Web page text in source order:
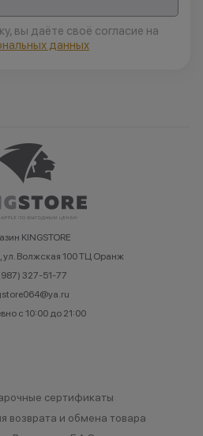
вы даёте своё согласие на
данных
KINGSTORE
ул. Волжская 100 ТЦ Оранж
327-51-77
с 10:00 до 21:00
сертификаты
возврата и обмена товара